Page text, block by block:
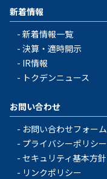
新着情報
新着情報一覧
決算・適時開示
IR情報
トクデンニュース
お問い合わせ
お問い合わせフォーム
プライバシーポリシー
セキュリティ基本方針
リンクポリシー